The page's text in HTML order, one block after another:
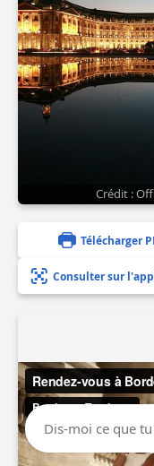
Crédit :
Télécharger
Consulter sur
Dis-moi ce que